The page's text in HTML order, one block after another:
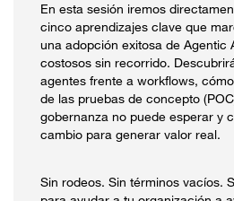
En esta sesión iremos
cinco aprendizajes clave que
una adopción exitosa de Agentic
costosos sin recorrido.
agentes frente a workflows,
de las pruebas de concepto
gobernanza no puede esperar y
cambio para generar valor real.
Sin rodeos. Sin términos vacíos.